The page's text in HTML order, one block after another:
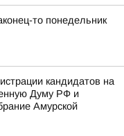
то понедельник
кандидатов на
Думу РФ и
Амурской